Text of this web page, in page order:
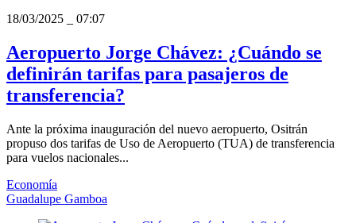
18/03/2025
07:07
Aeropuerto Jorge Chávez: ¿Cuándo se
definirán tarifas para pasajeros de
transferencia?
Ante la próxima inauguración del nuevo aeropuerto, Ositrán
propuso dos tarifas de Uso de Aeropuerto (TUA) de transferencia
para vuelos nacionales...
Economía
Guadalupe Gamboa